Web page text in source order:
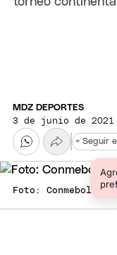
MDZ DEPORTES
3 de junio de
+ Seguir
Foto: Conmebol